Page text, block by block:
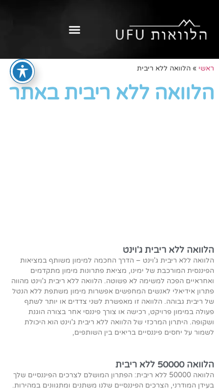
ראשי » הלוואה ללא ריבית
הלוואה ללא ריבית באתר
הלוואה ללא ריבית ג'וינט
הלוואה ללא ריבית ג'וינט – הדרך החכמה למימון משותף במציאות
הפיננסית המורכבת של ימינו, מציאת פתרונות מימון מתקדמים
ואחראיים הפכה למשימה לא פשוטה. הלוואה ללא ריבית ג'וינט מהווה
פתרון אידיאלי לאנשים המחפשים אפשרות מימון משתפת ללא הנטל
של ריבית גבוהה. הלוואה זו מאפשרת לשני צדדים או יותר לשתף
פעולה במימון פרויקט, רכישה או צורך פיננסי אחר בצורה הוגנת
ושקופה. היתרון המרכזי של הלוואה ללא ריבית ג'וינט הוא היכולת
לשמור על יחסים פיננסיים בריאים בין השותפים,
הלוואה 50000 ללא ריבית
הלוואה 50000 ללא ריבית: הפתרון המושלם לצרכים הפיננסיים שלך
בעידן המודרני, הצרכים הפיננסיים שלנו משתנים ומתגוונים במהירות.